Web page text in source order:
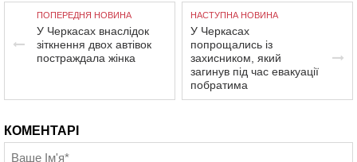
ПОПЕРЕДНЯ НОВИНА
У Черкасах внаслідок
зіткнення двох автівок
постраждала жінка
НАСТУПНА НОВИНА
У Черкасах
попрощались із
захисником, який
загинув під час евакуації
побратима
КОМЕНТАРІ